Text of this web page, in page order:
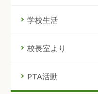
学校生活
校長室より
PTA活動